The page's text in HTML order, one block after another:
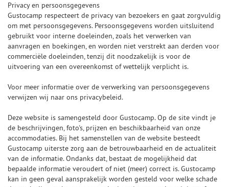
Privacy en persoonsgegevens
Gustocamp respecteert de privacy van bezoekers en gaat zorgvuldig
om met persoonsgegevens. Persoonsgegevens worden uitsluitend
gebruikt voor interne doeleinden, zoals het verwerken van
aanvragen en boekingen, en worden niet verstrekt aan derden voor
commerciële doeleinden, tenzij dit noodzakelijk is voor de
uitvoering van een overeenkomst of wettelijk verplicht is.
Voor meer informatie over de verwerking van persoonsgegevens
verwijzen wij naar ons privacybeleid.
Deze website is samengesteld door Gustocamp. Op de site vindt je
de beschrijvingen, foto's, prijzen en beschikbaarheid van onze
accommodaties. Bij het samenstellen van de website besteedt
Gustocamp uiterste zorg aan de betrouwbaarheid en de actualiteit
van de informatie. Ondanks dat, bestaat de mogelijkheid dat
bepaalde informatie veroudert of niet (meer) correct is. Gustocamp
kan in geen geval aansprakelijk worden gesteld voor welke schade